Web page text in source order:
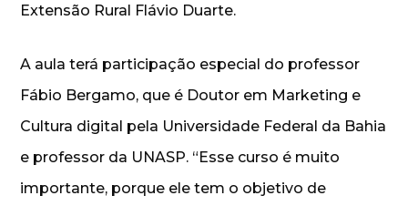
Extensão Rural Flávio Duarte.
A aula terá participação especial do professor
Fábio Bergamo, que é Doutor em Marketing e
Cultura digital pela Universidade Federal da Bahia
e professor da UNASP. “Esse curso é muito
importante, porque ele tem o objetivo de